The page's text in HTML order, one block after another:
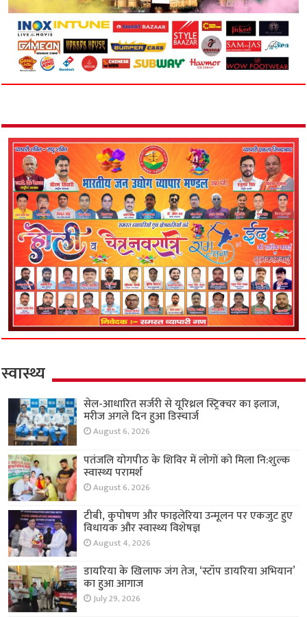
स्वास्थ्य
सेल-आधारित सर्जरी से यूरिथ्रल स्ट्रिक्चर का इलाज,
मरीज अगले दिन हुआ डिस्चार्ज
August 6, 2026
पतंजलि योगपीठ के शिविर में लोगों को मिला नि:शुल्क
स्वास्थ्य परामर्श
August 6, 2026
टीबी, कुपोषण और फाइलेरिया उन्मूलन पर एकजुट हुए
विधायक और स्वास्थ्य विशेषज्ञ
August 4, 2026
डायरिया के खिलाफ जंग तेज, ‘स्टॉप डायरिया अभियान’
का हुआ आगाज
July 29, 2026